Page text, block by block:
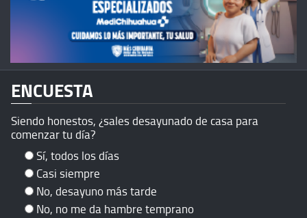
ENCUESTA
Siendo honestos, ¿sales desayunado de casa para
comenzar tu día?
Sí, todos los días
Casi siempre
No, desayuno más tarde
No, no me da hambre temprano